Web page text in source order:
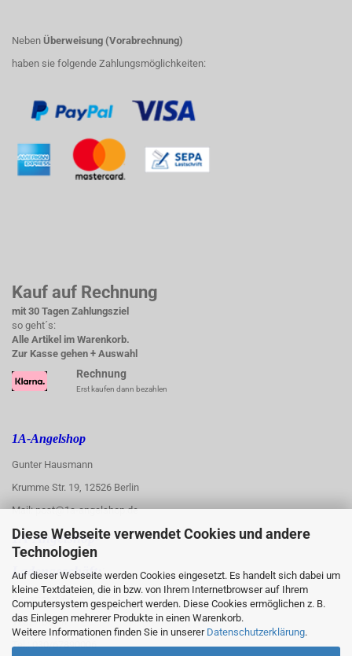
Diese Webseite verwendet Cookies und andere
Technologien
Auf dieser Webseite werden Cookies eingesetzt. Es handelt sich dabei um
kleine Textdateien, die in bzw. von Ihrem Internetbrowser auf Ihrem
Computersystem gespeichert werden. Diese Cookies ermöglichen z. B.
das Einlegen mehrerer Produkte in einen Warenkorb.
Weitere Informationen finden Sie in unserer Datenschutzerklärung.
Neben Überweisung (Vorabrechnung)
haben sie folgende Zahlungsmöglichkeiten:
Kauf auf Rechnung
mit 30 Tagen Zahlungsziel
so geht´s:
Alle Artikel im Warenkorb.
Zur Kasse gehen + Auswahl
Rechnung
Erst kaufen dann bezahlen
1A-Angelshop
Gunter Hausmann
Krumme Str. 19, 12526 Berlin
Mail: post@1a-angelshop.de
1A-Angelshop-
Ladengeschäft::
Regattastr. 66
12527 Berlin
Tel.: 030/67890006